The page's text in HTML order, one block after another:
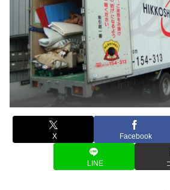
X Facebook
LINE